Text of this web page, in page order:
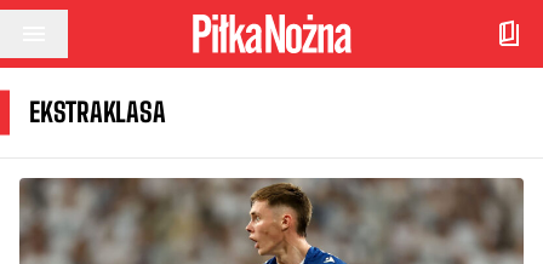
Przejdź do treści
EKSTRAKLASA